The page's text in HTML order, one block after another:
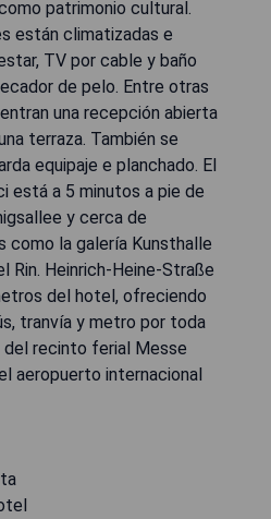
patrimonio cultural.
están climatizadas e
TV por cable y baño
de pelo. Entre otras
una recepción abierta
terraza. También se
equipaje e planchado. El
está a 5 minutos a pie de
y cerca de
como la galería Kunsthalle
Rin. Heinrich-Heine-Straße
del hotel, ofreciendo
tranvía y metro por toda
del recinto ferial Messe
aeropuerto internacional